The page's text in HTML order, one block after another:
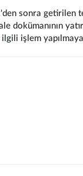
sonra getirilen
işlem